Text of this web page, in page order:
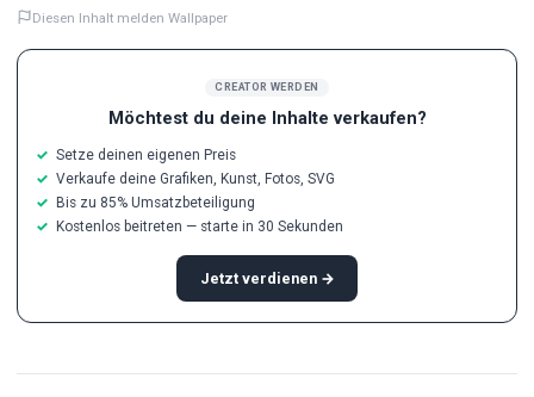
CREATOR WERDEN
Möchtest du deine Inhalte verkaufen?
Setze deinen eigenen Preis
Verkaufe deine Grafiken, Kunst, Fotos, SVG
Bis zu 85% Umsatzbeteiligung
Kostenlos beitreten — starte in 30 Sekunden
Jetzt verdienen →
Diesen Inhalt melden Wallpaper